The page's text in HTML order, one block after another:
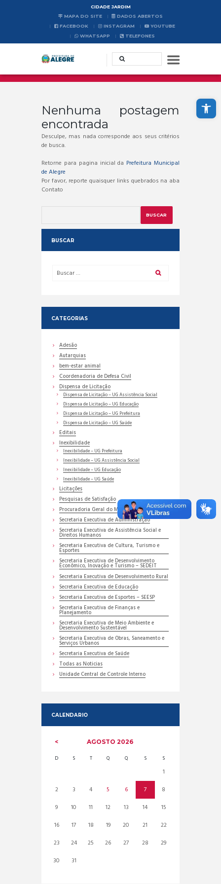
Abrir a barra de ferramentas
CIDADE JARDIM
MAPA DO SITE
DADOS ABERTOS
FACEBOOK
INSTAGRAM
YOUTUBE
WHATSAPP
TELEFONES
Nenhuma postagem
encontrada
Desculpe, mas nada corresponde aos seus critérios
de busca.
Retorne para pagina inicial da Prefeitura Municipal
de Alegre
Por favor, reporte quaisquer links quebrados na aba
Contato
BUSCAR
CATEGORIAS
Adesão
Autarquias
bem-estar animal
Coordenadoria de Defesa Civil
Dispensa de Licitação
Dispensa de Licitação – UG Assistência Social
Dispensa de Licitação – UG Educação
Dispensa de Licitação – UG Prefeitura
Dispensa de Licitação – UG Saúde
Editais
Inexibilidade
Inexibilidade – UG Prefeitura
Inexibilidade – UG Assistência Social
Inexibilidade – UG Educação
Inexibilidade – UG Saúde
Licitações
Pesquisas de Satisfação
Procuradoria Geral do Município
Secretaria Executiva de Administração
Secretaria Executiva de Assistência Social e
Direitos Humanos
Secretaria Executiva de Cultura, Turismo e
Esportes
Secretaria Executiva de Desenvolvimento
Econômico, Inovação e Turismo – SEDEIT
Secretaria Executiva de Desenvolvimento Rural
Secretaria Executiva de Educação
Secretaria Executiva de Esportes – SEESP
Secretaria Executiva de Finanças e
Planejamento
Secretaria Executiva de Meio Ambiente e
Desenvolvimento Sustentável
Secretaria Executiva de Obras, Saneamento e
Serviços Urbanos
Secretaria Executiva de Saúde
Todas as Noticias
Unidade Central de Controle Interno
CALENDARIO
AGOSTO2026
D S T Q Q S S
1
2
3 4 5 6 7
8
9
10 11 12 13 14
15
16
17 18 19 20 21
22
23
24 25 26 27 28
29
30
31